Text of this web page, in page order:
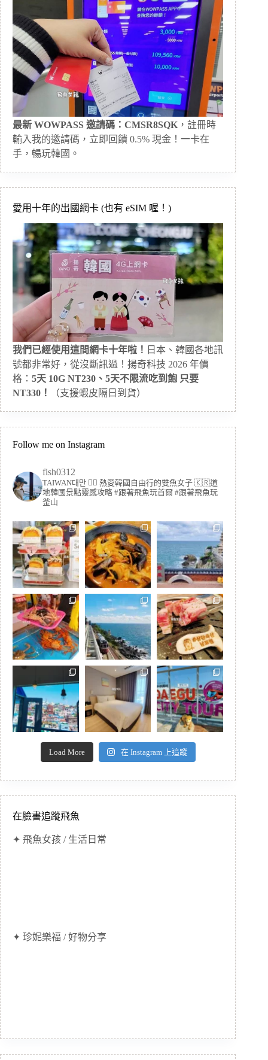
最新 WOWPASS 邀請碼：CMSR8SQK ，註冊時
輸入我的邀請碼，立即回饋 0.5% 現金！一卡在
手，暢玩韓國。
愛用十年的出國網卡 (也有 eSIM 喔！)
我們已經使用這間網卡十年啦！ 日本、韓國各地訊
號都非常好，從沒斷訊過！揚奇科技 2026 年價
格： 5天 10G NT230、5天不限流吃到飽 只要
NT330！
（支援蝦皮隔日到貨）
Follow me on Instagram
fish0312
TAIWAN대만 🏳️‍🌈 熱愛韓國自由行的雙魚女子 🇰🇷道
地韓國景點靈感攻略 #跟著飛魚玩首爾 #跟著飛魚玩
釜山
Load More 在 Instagram 上追蹤
在臉書追蹤飛魚
✦ 飛魚女孩 / 生活日常
✦ 珍妮樂福 / 好物分享